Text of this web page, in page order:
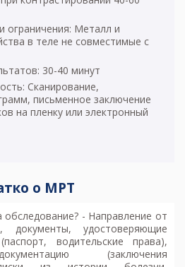
ограничения: Металл и
в теле не совместимые с
30-40 минут
Сканирование,
письменное заключение
на пленку или электронный
о МРТ
- Направление от
документы, удостоверяющие
водительские права),
(заключения